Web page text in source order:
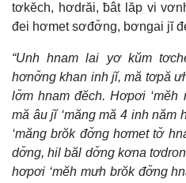
tơkĕch, hơdrăi, ƀât lăp vi
đei hơmet sơđơ̆ng, bơngai jĭ
“Unh hnam lai yơ kŭm
hơnơ̆ng khan inh jĭ, mă tơpă
lơ̆m hnam đĕch. Hơpơi ‘mĕh
mă âu jĭ ‘măng mă 4 inh năm
‘măng brŏk đơ̆ng hơmet tơ̆
dơ̆ng, hil băl dơ̆ng kơna
hơpơi ‘mĕh mưh brŏk đơ̆ng